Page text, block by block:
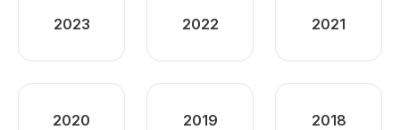
2023 2022 2021
2020 2019 2018